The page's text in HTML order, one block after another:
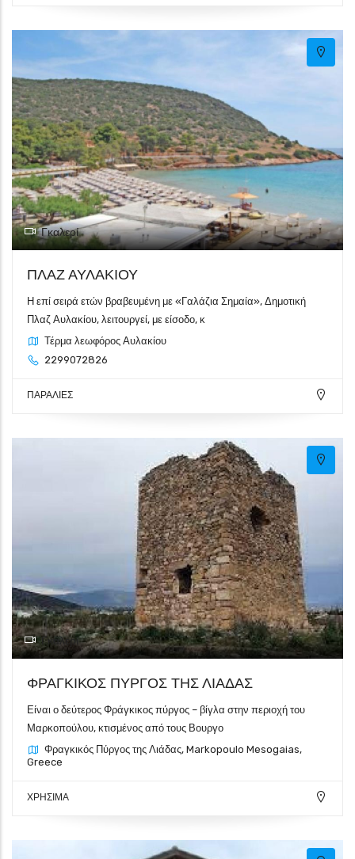
Γκαλερί
ΠΛΑΖ ΑΥΛΑΚΙΟΥ
Η επί σειρά ετών βραβευμένη με «Γαλάζια Σημαία», Δημοτική
Πλαζ Αυλακίου, λειτουργεί, με είσοδο, κ
Τέρμα λεωφόρος Αυλακίου
2299072826
ΠΑΡΑΛΙΕΣ
Γκαλερί
ΦΡΑΓΚΙΚΟΣ ΠΥΡΓΟΣ ΤΗΣ ΛΙΑΔΑΣ
Είναι ο δεύτερος Φράγκικος πύργος – βίγλα στην περιοχή του
Μαρκοπούλου, κτισμένος από τους Βουργο
Φραγκικός Πύργος της Λιάδας, Markopoulo Mesogaias,
Greece
ΧΡΗΣΙΜΑ